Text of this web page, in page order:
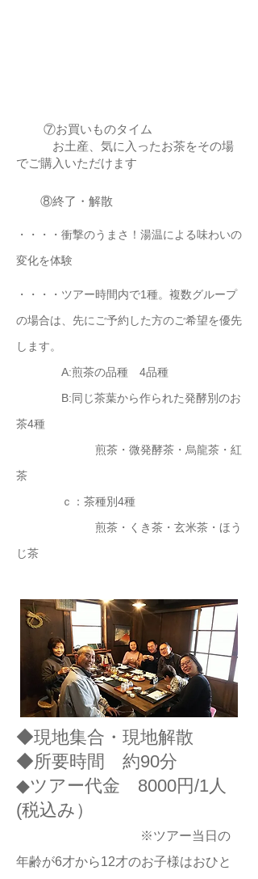
⑦お買いものタイム
​ お土産、気に入ったお茶をその場
でご購入いただけます
⑧終了・解散
・・・・衝撃のうまさ！湯温による味わいの
変化を体験
・・・・ツアー時間内で1種。複数グループ
の場合は、先にご予約した方のご希望を優先
します。
A:煎茶の品種 4品種
B:同じ茶葉から作られた発酵別のお
茶4種
煎茶・微発酵茶・烏龍茶・紅
茶
ｃ：茶種別4種
​ 煎茶・くき茶・玄米茶・ほう
じ茶
​◆現地集合・現地解散
◆所要時間 約90分
◆ツアー代金 8000円/1人
(税込み）
※ツアー当日の
年齢が6才から12才のお子様はおひと